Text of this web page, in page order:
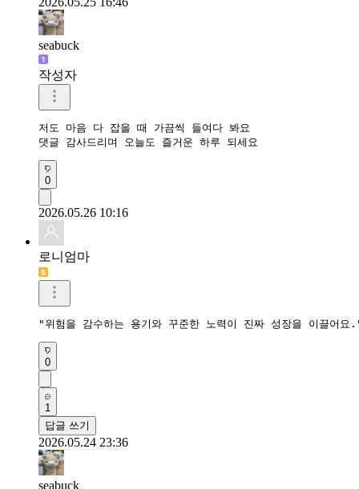
seabuck
작성자
저도 마음 다 잡을 때 가끔씩 들여다 봐요
댓글 감사드리며 오늘도 즐거운 하루 되세요
0
2026.05.26 10:16
로니엄마
"위험을 감수하는 용기와 꾸준한 노력이 진짜 성장을 이끌어요
0
1
답글 쓰기
2026.05.24 23:36
seabuck